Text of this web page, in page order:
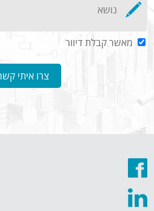
מאשר קבלת דיוור
צרו איתי